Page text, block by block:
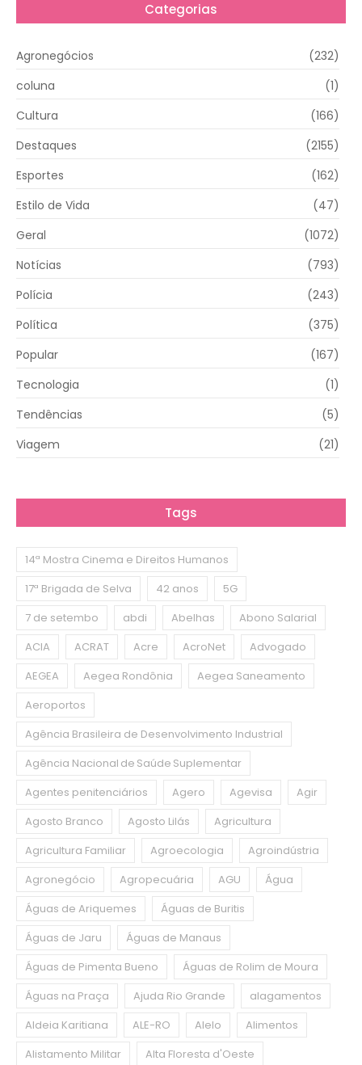
Categorias
Agronegócios
(232)
coluna
(1)
Cultura
(166)
Destaques
(2155)
Esportes
(162)
Estilo de Vida
(47)
Geral
(1072)
Notícias
(793)
Polícia
(243)
Política
(375)
Popular
(167)
Tecnologia
(1)
Tendências
(5)
Viagem
(21)
Tags
14ª Mostra Cinema e Direitos Humanos
17ª Brigada de Selva
42 anos
5G
7 de setembo
abdi Abelhas
Abono Salarial
ACIA
ACRAT Acre AcroNet
Advogado
AEGEA
Aegea Rondônia
Aegea Saneamento
Aeroportos
Agência Brasileira de Desenvolvimento Industrial
Agência Nacional de Saúde Suplementar
Agentes penitenciários
Agero Agevisa
Agir
Agosto Branco
Agosto Lilás
Agricultura
Agricultura Familiar
Agroecologia
Agroindústria
Agronegócio
Agropecuária AGU
Água
Águas de Ariquemes
Águas de Buritis
Águas de Jaru
Águas de Manaus
Águas de Pimenta Bueno
Águas de Rolim de Moura
Águas na Praça
Ajuda Rio Grande
alagamentos
Aldeia Karitiana
ALE-RO Alelo
Alimentos
Alistamento Militar
Alta Floresta d'Oeste